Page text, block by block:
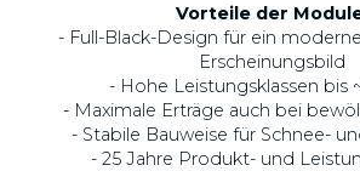
Vorteile der
- Full-Black-Design für ein
Erscheinungsbild
- Hohe Leistungsklassen bis
- Maximale Erträge auch bei
- Stabile Bauweise für Schnee-
- 25 Jahre Produkt- und